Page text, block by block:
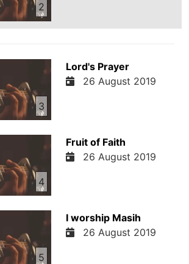
2
3
Lord's Prayer
26 August 2019
4
Fruit of Faith
26 August 2019
5
I worship Masih
26 August 2019